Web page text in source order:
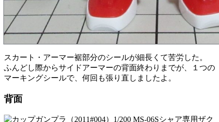
スカート・アーマー裾部分のシールが細長くて苦労した。
ふんどし際からサイドアーマーの背面終わりまでが、１つの
マーキングシールで、何回も張り直しましたよ。
背面